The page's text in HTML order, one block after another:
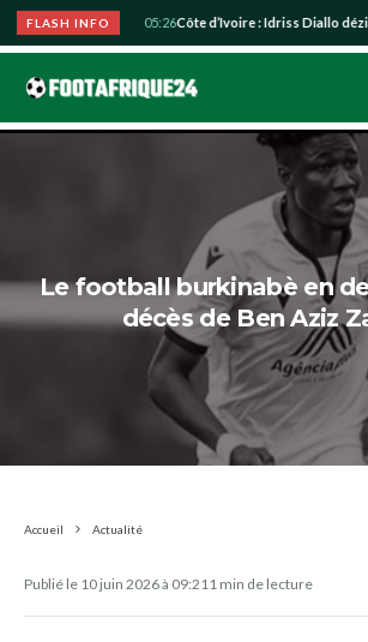
FLASH INFO
ParmaMercato 05:26Côte d’Ivoire : Idriss Diallo
Le football burkinabè en
décès de Ben Aziz
Accueil Actualité
Publié le 10 juin 2026 à 09:211 min de lecture